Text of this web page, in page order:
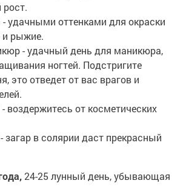
- удачными оттенками для окраски
и рыжие.
- удачный день для маникюра,
ногтей. Подстригите
это отведет от вас врагов и
воздержитесь от косметических
загар в солярии даст прекрасный
24-25 лунный день, убывающая